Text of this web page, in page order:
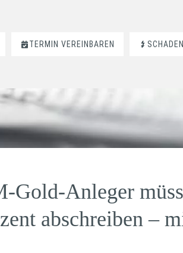
TERMIN VEREINBAREN
Gold-Anleger
abschreiben –